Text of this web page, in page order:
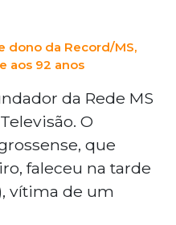
Ivan foi
em Mato
dono da Record/MS,
aos 92 anos
da Rede MS
O
que
faleceu na tarde
vítima de um